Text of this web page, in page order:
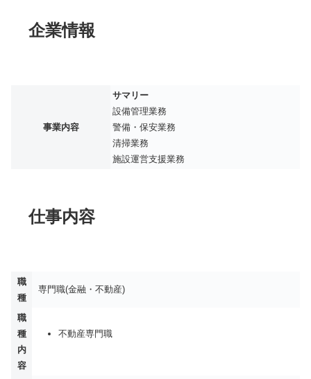
企業情報
事業内容
サマリー
設備管理業務
警備・保安業務
清掃業務
施設運営支援業務
仕事内容
職
種
専門職(金融・不動産)
職
種
内
容
不動産専門職